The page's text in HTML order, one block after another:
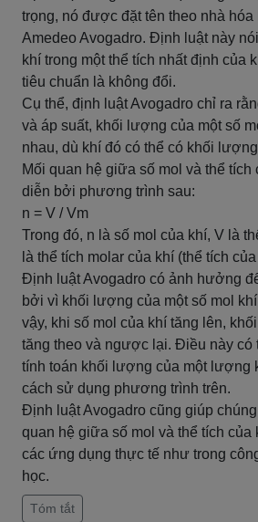
trọng, nó được đặt tên theo nhà
Amedeo Avogadro. Định luật này
khí trong một thể tích nhất định của
tiêu chuẩn là không đổi.
Cụ thể, định luật Avogadro chỉ ra
và áp suất, khối lượng của một số
nhau, dù khí đó có thể có khối
Mối quan hệ giữa số mol và thể
diễn bởi phương trình sau:
n = V / Vm
Trong đó, n là số mol của khí, V là
là thể tích molar của khí (thể tích
Định luật Avogadro có ảnh hưởng
bởi vì khối lượng của một số mol
vậy, khi số mol của khí tăng lên,
tăng theo và ngược lại. Điều này có
tính toán khối lượng của một lượng
cách sử dụng phương trình trên.
Định luật Avogadro cũng giúp
quan hệ giữa số mol và thể tích của
các ứng dụng thực tế như trong
học.
Tóm tắt